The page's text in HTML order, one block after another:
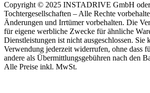
Copyright © 2025 INSTADRIVE GmbH oder
Tochtergesellschaften – Alle Rechte
Änderungen und Irrtümer vorbehalten. Die
für eigene werbliche Zwecke für ähnliche
Dienstleistungen ist nicht ausgeschlossen. Sie
Verwendung jederzeit widerrufen, ohne dass
andere als Übermittlungsgebühren nach den
Alle Preise inkl. MwSt.